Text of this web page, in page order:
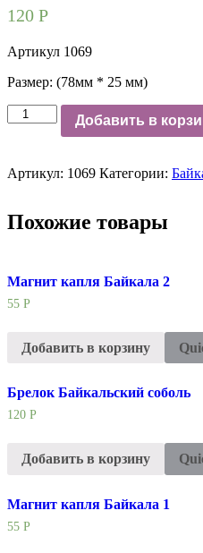
120 Р
Артикул 1069
Размер: (78мм * 25 мм)
Количество
Добавить в
Артикул: 1069 Категории:
Похожие товары
Магнит капля Байкала 2
55 Р
Добавить в корзину
Брелок Байкальский соболь
120 Р
Добавить в корзину
Магнит капля Байкала 1
55 Р